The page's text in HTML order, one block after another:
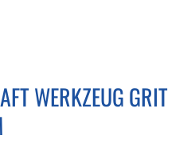
WERKZEUG GRIT